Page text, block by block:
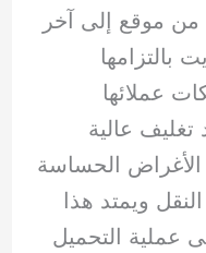
موقع إلى آخر
عملائها
عالية
الحساسة
ويمتد هذا
عملية التحميل